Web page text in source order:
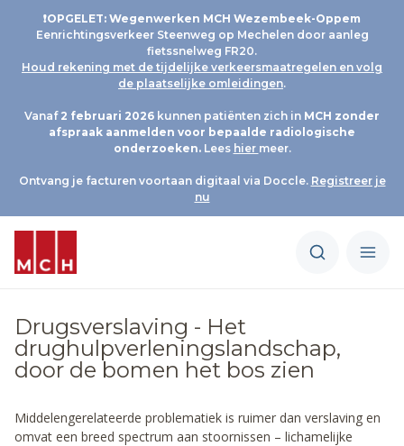
❗OPGELET: Wegenwerken MCH Wezembeek-Oppem
Eenrichtingsverkeer Steenweg op Mechelen door aanleg
fietssnelweg FR20.
Houd rekening met de tijdelijke verkeersmaatregelen en volg
de plaatselijke omleidingen.
Vanaf 2 februari 2026 kunnen patiënten zich in MCH zonder
afspraak aanmelden voor bepaalde radiologische
onderzoeken.Lees hier meer.
Ontvang je facturen voortaan digitaal via Doccle. Registreer je
nu
Drugsverslaving - Het
drughulpverleningslandschap,
door de bomen het bos zien
Middelengerelateerde problematiek is ruimer dan verslaving en
omvat een breed spectrum aan stoornissen – lichamelijke